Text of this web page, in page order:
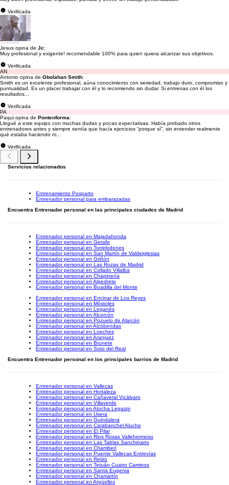
Verificada
Jesus opina de Jc:
Muy profesional y exigente! recomendable 100% para quien quiera alcanzar sus objetivos.
Verificada
AN
Antonio opina de Gbolahan Smith:
Smith es un excelente profesional, aúna conocimiento con seriedad, trabajo duro, compromiso y
puntualidad. Es un placer trabajar con él y lo recomiendo sin dudar. Si entrenas con él los
resultados...
Verificada
PA
Paqui opina de Pontenforma:
Llegué a este equipo con muchas dudas y pocas expectativas. Había probado otros
entrenadores antes y siempre sentía que hacía ejercicios “porque sí”, sin entender realmente
qué estaba haciendo ni...
Verificada
Servicios relacionados
Entrenamiento Posparto
Entrenador personal para embarazadas
Encuentra Entrenador personal en las principales ciudades de Madrid
Entrenador personal en Majadahonda
Entrenador personal en Getafe
Entrenador personal en Torrelodones
Entrenador personal en San Martín de Valdeiglesias
Entrenador personal en Griñón
Entrenador personal en Las Rozas de Madrid
Entrenador personal en Collado Villalba
Entrenador personal en Chapinería
Entrenador personal en Alpedrete
Entrenador personal en Boadilla del Monte
Entrenador personal en Encinar de Los Reyes
Entrenador personal en Móstoles
Entrenador personal en Leganés
Entrenador personal en Alcorcón
Entrenador personal en Pozuelo de Alarcón
Entrenador personal en Alcobendas
Entrenador personal en Loeches
Entrenador personal en Aranjuez
Entrenador personal en Brunete
Entrenador personal en Soto del Real
Encuentra Entrenador personal en los principales barrios de Madrid
Entrenador personal en Vallecas
Entrenador personal en Hortaleza
Entrenador personal en Cañaveral Vicálvaro
Entrenador personal en Villaverde
Entrenador personal en Atocha Legazpi
Entrenador personal en Usera
Entrenador personal en Guindalera
Entrenador personal en Carabanchel Aluche
Entrenador personal en El Pilar
Entrenador personal en Rios Rosas Vallehermoso
Entrenador personal en Las Tablas Sanchinarro
Entrenador personal en Chamberí
Entrenador personal en Puente Vallecas Entrevías
Entrenador personal en Retiro
Entrenador personal en Tetuán Cuatro Caminos
Entrenador personal en Santa Eugenia
Entrenador personal en Chamartín
Entrenador personal en Argüelles